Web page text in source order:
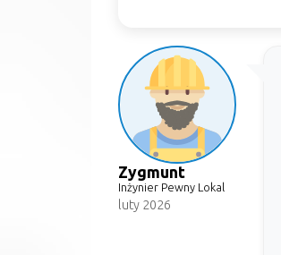
Zygmunt
Inżynier Pewny Lokal
luty 2026